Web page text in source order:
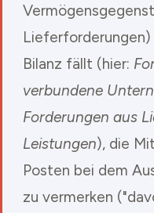
Bilanz fällt (hier:
verbundene
Forderungen aus
Leistungen), die
Posten bei dem
zu vermerken